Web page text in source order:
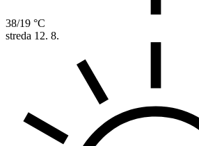
38/19 °C
streda 12. 8.